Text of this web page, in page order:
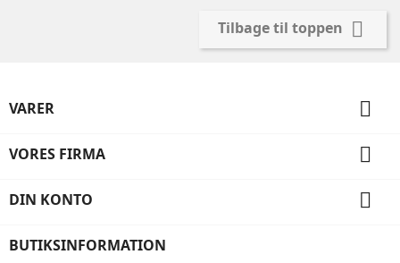
Tilbage til toppen 
VARER 
VORES FIRMA 
DIN KONTO 
BUTIKSINFORMATION